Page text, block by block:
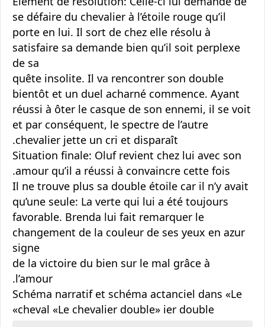
se défaire du chevalier à l’étoile rouge qu’il
porte en lui. Il sort de chez elle résolu à
satisfaire sa demande bien qu’il soit perplexe
de sa
quête insolite. Il va rencontrer son double
bientôt et un duel acharné commence. Ayant
réussi à ôter le casque de son ennemi, il se voit
et par conséquent, le spectre de l’autre
chevalier jette un cri et disparaît.
Situation finale: Oluf revient chez lui avec son
amour qu’il a réussi à convaincre cette fois.
Il ne trouve plus sa double étoile car il n’y avait
qu’une seule: La verte qui lui a été toujours
favorable. Brenda lui fait remarquer le
changement de la couleur de ses yeux en azur
signe
de la victoire du bien sur le mal grâce à
l’amour.
Schéma narratif et schéma actanciel dans «Le
cheval «Le chevalier double» ier double»